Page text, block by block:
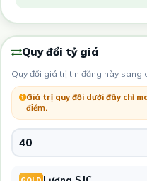
Quy đổi tỷ giá
Quy đổi giá trị tin đăng này sang
Giá trị quy đổi dưới đây chỉ
điểm.